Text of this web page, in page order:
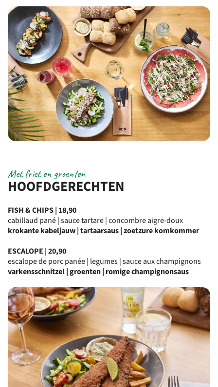
HOOFDGERECHTEN
Met friet en groenten
FISH & CHIPS | 18,90
cabillaud pané | sauce tartare | concombre aigre-doux
krokante kabeljauw | tartaarsaus | zoetzure komkommer
ESCALOPE | 20,90
escalope de porc panée | legumes | sauce aux champignons
varkensschnitzel | groenten | romige champignonsaus